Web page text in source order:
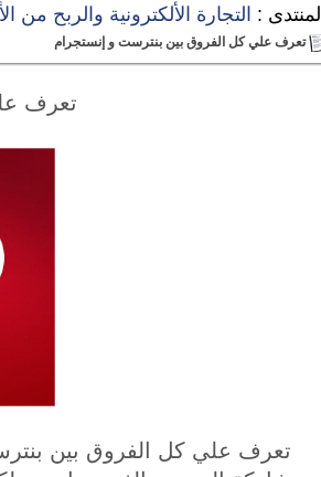
المنتدى : التجارة الألكترونية والربح من
تعرف علي كل الفروق بين بنترست و إنستجرام
تعرف
تعرف علي كل الفروق بين